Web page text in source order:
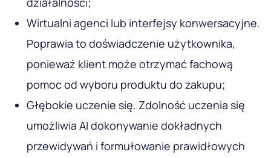
Wirtualni agenci lub interfejsy konwersacyjne.
Poprawia to doświadczenie użytkownika,
ponieważ klient może otrzymać fachową
pomoc od wyboru produktu do zakupu;
Głębokie uczenie się. Zdolność uczenia się
umożliwia AI dokonywanie dokładnych
przewidywań i formułowanie prawidłowych